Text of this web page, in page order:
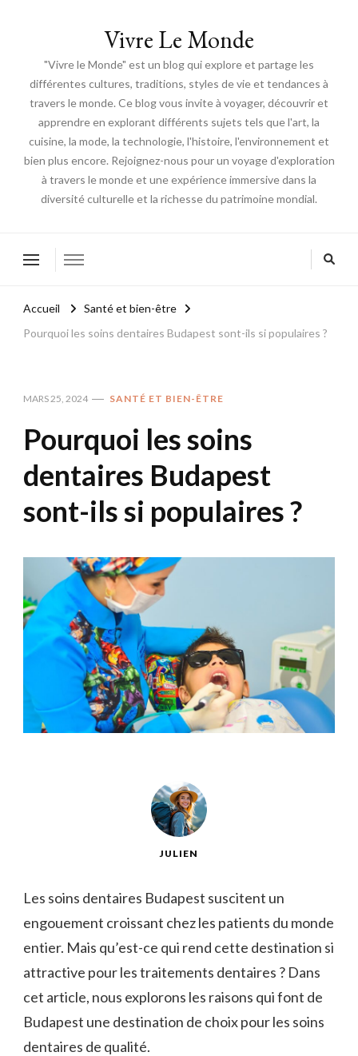
Vivre Le Monde
"Vivre le Monde" est un blog qui explore et partage les
différentes cultures, traditions, styles de vie et tendances à
travers le monde. Ce blog vous invite à voyager, découvrir et
apprendre en explorant différents sujets tels que l'art, la
cuisine, la mode, la technologie, l'histoire, l'environnement et
bien plus encore. Rejoignez-nous pour un voyage d'exploration
à travers le monde et une expérience immersive dans la
diversité culturelle et la richesse du patrimoine mondial.
Accueil
Santé et bien-être
Pourquoi les soins dentaires Budapest sont-ils si populaires ?
MARS 25, 2024 SANTÉ ET BIEN-ÊTRE
Pourquoi les soins
dentaires Budapest
sont-ils si populaires ?
JULIEN
Les soins dentaires Budapest suscitent un
engouement croissant chez les patients du monde
entier. Mais qu’est-ce qui rend cette destination si
attractive pour les traitements dentaires ? Dans
cet article, nous explorons les raisons qui font de
Budapest une destination de choix pour les soins
dentaires de qualité.